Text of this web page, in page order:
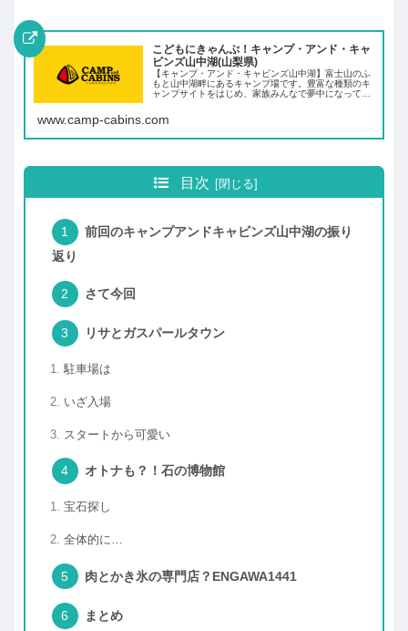
こどもにきゃんぷ！キャンプ・アンド・キャ
ビンズ山中湖(山梨県)
【キャンプ・アンド・キャビンズ山中湖】富士山のふ
もと山中湖畔にあるキャンプ場です。豊富な種類のキ
ャンプサイトをはじめ、家族みんなで夢中になって遊
に...
www.camp-cabins.com
目次
前回のキャンプアンドキャビンズ山中湖の振り
返り
さて今回
リサとガスパールタウン
駐車場は
いざ入場
スタートから可愛い
オトナも？！石の博物館
宝石探し
全体的に…
肉とかき氷の専門店？ENGAWA1441
まとめ